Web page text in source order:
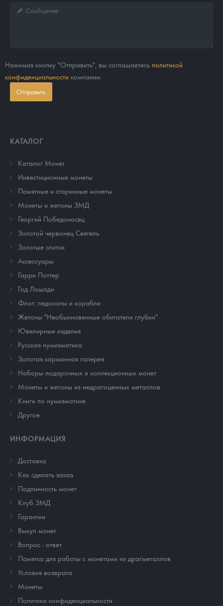
Нажимая кнопку "Отправить", вы соглашаетесь политикой
конфиденциальности компании.
Отправить
КАТАЛОГ
Каталог Монет
Инвестиционные монеты
Памятные и старинные монеты
Монеты и жетоны ЗМД
Георгий Победоносец
Золотой червонец Сеятель
Золотые слитки
Аксессуары
Гарри Поттер
Год Лошади
Флот: ледоколы и корабли
Жетоны "Необыкновенные обитатели глубин"
Ювелирные изделия
Русская нумизматика
Золотая карманная галерея
Наборы подарочных и коллекционных монет
Монеты и жетоны из недрагоценных металлов
Книги по нумизматике
Другое
ИНФОРМАЦИЯ
Доставка
Как сделать заказ
Подлинность монет
Клуб ЗМД
Гарантии
Выкуп монет
Вопрос - ответ
Памятка для работы с монетами из драгметаллов
Условия возврата
Монеты
Политика конфиденциальности